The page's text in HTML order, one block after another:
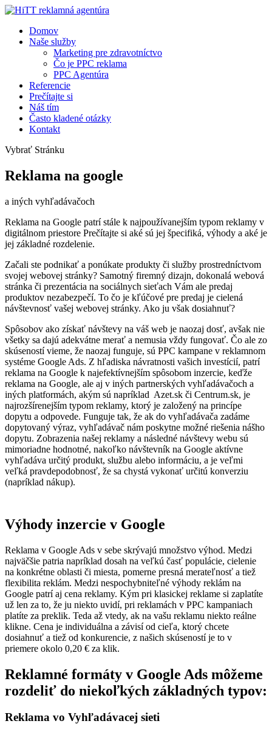
Domov
Naše služby
Marketing pre zdravotníctvo
Čo je PPC reklama
PPC Agentúra
Referencie
Prečítajte si
Náš tím
Často kladené otázky
Kontakt
Vybrať Stránku
Reklama na google
a iných vyhľadávačoch
Reklama na Google patrí stále k najpoužívanejším typom reklamy v
digitálnom priestore Prečítajte si aké sú jej špecifiká, výhody a aké je
jej základné rozdelenie.
Začali ste podnikať a ponúkate produkty či služby prostredníctvom
svojej webovej stránky? Samotný firemný dizajn, dokonalá webová
stránka či prezentácia na sociálnych sieťach Vám ale predaj
produktov nezabezpečí. To čo je kľúčové pre predaj je cielená
návštevnosť vašej webovej stránky. Ako ju však dosiahnuť?
Spôsobov ako získať návštevy na váš web je naozaj dosť, avšak nie
všetky sa dajú adekvátne merať a nemusia vždy fungovať. Čo ale zo
skúseností vieme, že naozaj funguje, sú PPC kampane v reklamnom
systéme Google Ads. Z hľadiska návratnosti vašich investícií, patrí
reklama na Google k najefektívnejším spôsobom inzercie, keďže
reklama na Google, ale aj v iných partnerských vyhľadávačoch a
iných platformách, akým sú napríklad Azet.sk či Centrum.sk, je
najrozšírenejším typom reklamy, ktorý je založený na princípe
dopytu a odpovede. Funguje tak, že ak do vyhľadávača zadáme
dopytovaný výraz, vyhľadávač nám poskytne možné riešenia nášho
dopytu. Zobrazenia našej reklamy a následné návštevy webu sú
mimoriadne hodnotné, nakoľko návštevník na Google aktívne
vyhľadáva určitý produkt, službu alebo informáciu, a je veľmi
veľká pravdepodobnosť, že sa chystá vykonať určitú konverziu
(napríklad nákup).
Výhody inzercie v Google
Reklama v Google Ads v sebe skrývajú množstvo výhod. Medzi
najväčšie patria napríklad dosah na veľkú časť populácie, cielenie
na konkrétne oblasti či miesta, pomerne presná merateľnosť a tiež
flexibilita reklám. Medzi nespochybniteľné výhody reklám na
Google patrí aj cena reklamy. Kým pri klasickej reklame si zaplatíte
už len za to, že ju niekto uvidí, pri reklamách v PPC kampaniach
platíte za preklik. Teda až vtedy, ak na vašu reklamu niekto reálne
klikne. Cena je individuálna a závisí od cieľa, ktorý chcete
dosiahnuť a tiež od konkurencie, z našich skúseností je to v
priemere okolo 0,20 € za klik.
Reklamné formáty v Google Ads môžeme
rozdeliť do niekoľkých základných typov:
Reklama vo Vyhľadávacej sieti